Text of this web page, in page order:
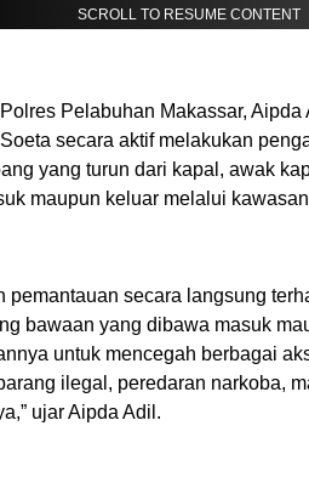
SCROLL TO RESUME CONTENT
Pelabuhan Makassar,
secara aktif melakukan
yang turun dari kapal, awak
maupun keluar melalui
pemantauan secara langsung
bawaan yang dibawa masuk
untuk mencegah berbagai
ilegal, peredaran narkoba,
ujar Aipda Adil.